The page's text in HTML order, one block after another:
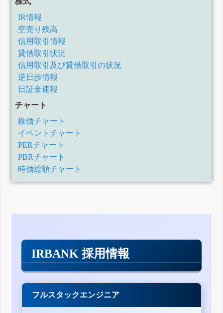
IR情報
空売り残高
信用取引情報
貸借取引状況
信用取引及び貸借取引の状況
逆日歩情報
日証金速報
チャート
株価チャート
イベントチャート
PERチャート
PBRチャート
時価総額チャート
IRBANK 採用情報
フルスタックエンジニア